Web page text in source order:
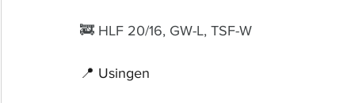
🚒 HLF 20/16, GW-L, TSF-W
📍 Usingen